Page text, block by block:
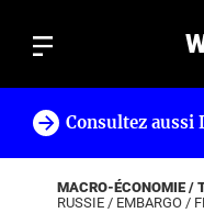
Consultez aussi
MACRO-ÉCONOMIE /
RUSSIE / EMBARGO /